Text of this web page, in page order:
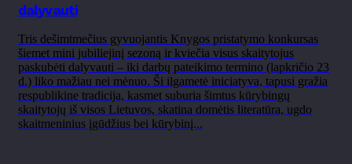
dalyvauti
Tris dešimtmečius gyvuojantis Knygos pristatymo konkursas
šiemet mini jubiliejinį sezoną ir kviečia visus skaitytojus
paskubėti dalyvauti – iki darbų pateikimo termino (lapkričio 23
d.) liko mažiau nei mėnuo. Ši ilgametė iniciatyva, tapusi gražia
respublikine tradicija, kasmet suburia šimtus kūrybingų
skaitytojų iš visos Lietuvos, skatina domėtis literatūra, ugdo
skaitmeninius įgūdžius bei kūrybinį...